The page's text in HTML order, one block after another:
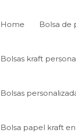
Home Bolsa de
Bolsas kraft
Bolsas
Bolsa papel kraft